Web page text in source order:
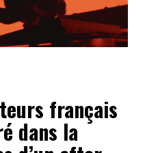
français
dans la